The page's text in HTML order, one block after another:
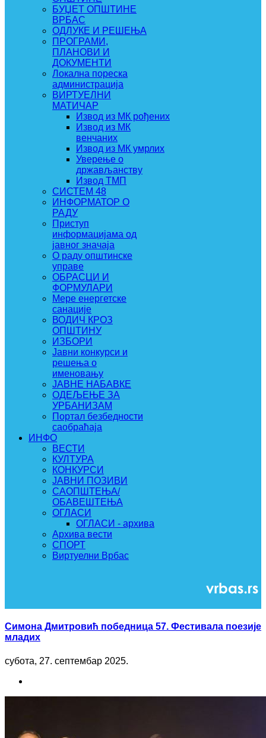
БУЏЕТ ОПШТИНЕ
ВРБАС
ОДЛУКЕ И РЕШЕЊА
ПРОГРАМИ,
ПЛАНОВИ И
ДОКУМЕНТИ
Локална пореска
администрација
ВИРТУЕЛНИ
МАТИЧАР
Извод из МК рођених
Извод из МК
венчаних
Извод из МК умрлих
Уверење о
држављанству
Извод ТМП
СИСТЕМ 48
ИНФОРМАТОР О
РАДУ
Приступ
информацијама од
јавног значаја
О раду општинске
управе
ОБРАСЦИ И
ФОРМУЛАРИ
Мере енергетске
санације
ВОДИЧ КРОЗ
ОПШТИНУ
ИЗБОРИ
Јавни конкурси и
решења о
именовању
ЈАВНЕ НАБАВКЕ
ОДЕЉЕЊЕ ЗА
УРБАНИЗАМ
Портал безбедности
саобраћаја
ИНФО
ВЕСТИ
КУЛТУРА
КОНКУРСИ
ЈАВНИ ПОЗИВИ
САОПШТЕЊА/
ОБАВЕШТЕЊА
ОГЛАСИ
ОГЛАСИ - архива
Архива вести
СПОРТ
Виртуелни Врбас
Симона Дмитровић победница 57. Фестивала поезије
младих
субота, 27. септембар 2025.